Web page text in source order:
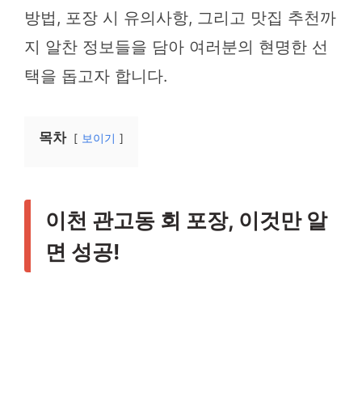
방법, 포장 시 유의사항, 그리고 맛집 추천까
지 알찬 정보들을 담아 여러분의 현명한 선
택을 돕고자 합니다.
목차 보이기
이천 관고동 회 포장, 이것만 알
면 성공!